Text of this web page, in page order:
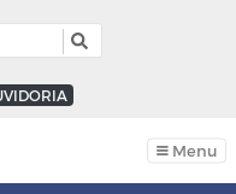
Menu